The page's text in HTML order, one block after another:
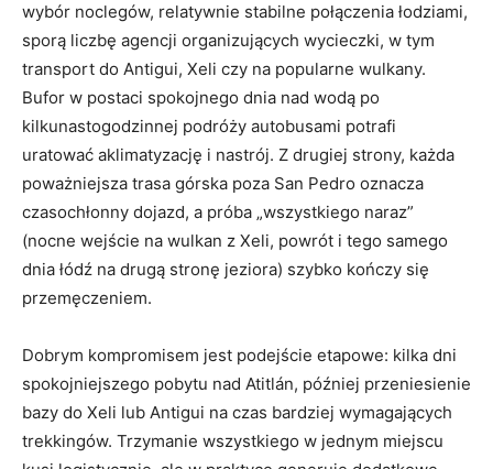
wybór noclegów, relatywnie stabilne połączenia łodziami,
sporą liczbę agencji organizujących wycieczki, w tym
transport do Antigui, Xeli czy na popularne wulkany.
Bufor w postaci spokojnego dnia nad wodą po
kilkunastogodzinnej podróży autobusami potrafi
uratować aklimatyzację i nastrój. Z drugiej strony, każda
poważniejsza trasa górska poza San Pedro oznacza
czasochłonny dojazd, a próba „wszystkiego naraz”
(nocne wejście na wulkan z Xeli, powrót i tego samego
dnia łódź na drugą stronę jeziora) szybko kończy się
przemęczeniem.
Dobrym kompromisem jest podejście etapowe: kilka dni
spokojniejszego pobytu nad Atitlán, później przeniesienie
bazy do Xeli lub Antigui na czas bardziej wymagających
trekkingów. Trzymanie wszystkiego w jednym miejscu